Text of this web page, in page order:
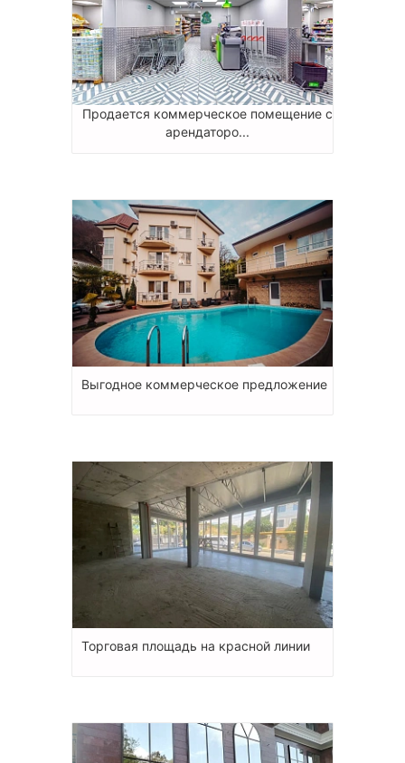
Продается коммерческое помещение с
арендаторо...
Выгодное коммерческое предложение
Торговая площадь на красной линии